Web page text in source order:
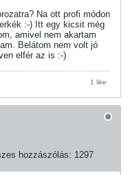
Na ott profi módon
:-) Itt egy kicsit még
amivel nem akartam
Belátom nem volt jó
elfér az is :-)
1 like
hozzászólás: 1297